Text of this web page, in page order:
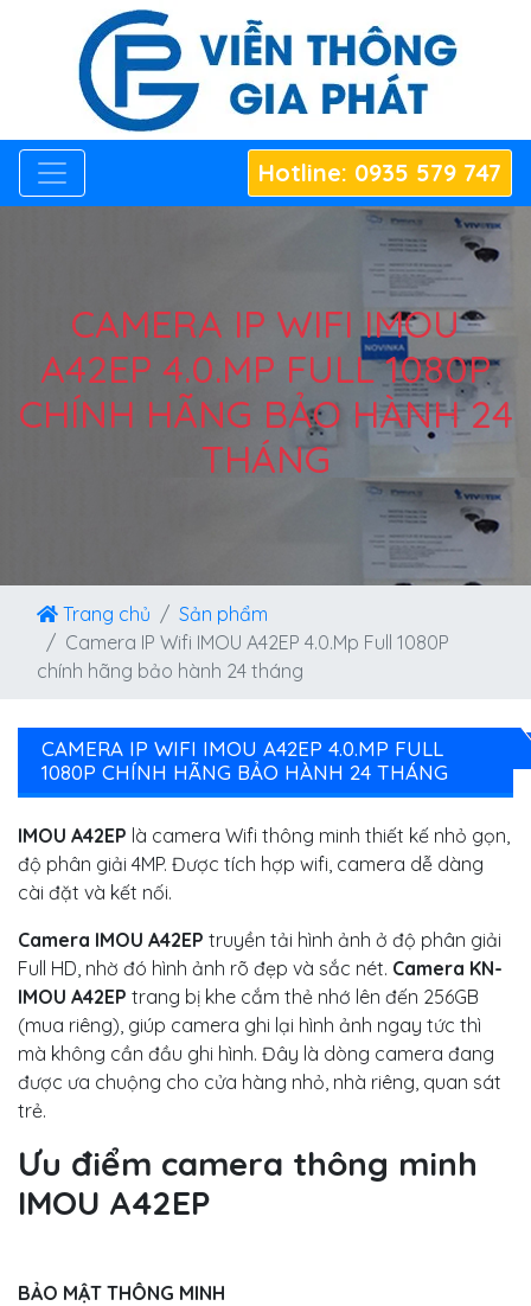
Hotline: 0935 579 747
CAMERA IP WIFI IMOU
A42EP 4.0.MP FULL 1080P
CHÍNH HÃNG BẢO HÀNH 24
THÁNG
Trang chủ
Sản phẩm
Camera IP Wifi IMOU A42EP 4.0.Mp Full 1080P
chính hãng bảo hành 24 tháng
CAMERA IP WIFI IMOU A42EP 4.0.MP FULL
1080P CHÍNH HÃNG BẢO HÀNH 24 THÁNG
IMOU A42EP là camera Wifi thông minh thiết kế nhỏ gọn,
độ phân giải 4MP. Được tích hợp wifi, camera dễ dàng
cài đặt và kết nối.
Camera IMOU A42EP truyền tải hình ảnh ở độ phân giải
Full HD, nhờ đó hình ảnh rõ đẹp và sắc nét. Camera KN-
IMOU A42EP trang bị khe cắm thẻ nhớ lên đến 256GB
(mua riêng), giúp camera ghi lại hình ảnh ngay tức thì
mà không cần đầu ghi hình. Đây là dòng camera đang
được ưa chuộng cho cửa hàng nhỏ, nhà riêng, quan sát
trẻ.
Ưu điểm camera thông minh
IMOU A42EP
BẢO MẬT THÔNG MINH